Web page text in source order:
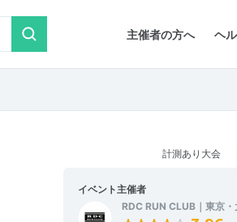
主催者の方へ ヘ
計測あり大会
イベント主催者
RDC RUN CLUB｜東京